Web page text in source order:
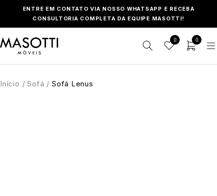
ENTRE EM CONTATO VIA NOSSO WHATSAPP E RECEBA
CONSULTORIA COMPLETA DA EQUIPE MASOTTI!
0 0
Início / Sofá / Sofá Lenus